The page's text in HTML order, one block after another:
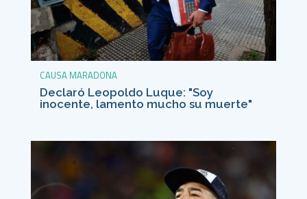
CAUSA MARADONA
Declaró Leopoldo Luque: "Soy
inocente, lamento mucho su muerte"